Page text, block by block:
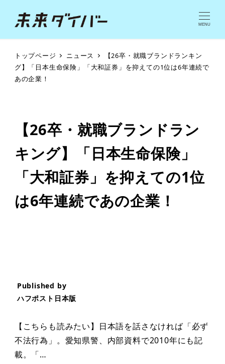
MENU
トップページ ニュース
【26卒・就職ブランドランキン
グ】「日本生命保険」「大和証券」を抑えての1位は6年連続で
あの企業！
【26卒・就職ブランドラン
キング】「日本生命保険」
「大和証券」を抑えての1位
は6年連続であの企業！
Published by
ハフポスト日本版
【こちらも読みたい】日本語を話さなければ「必ず
不法行為」。愛知県警、内部資料で2010年にも記
載。「…